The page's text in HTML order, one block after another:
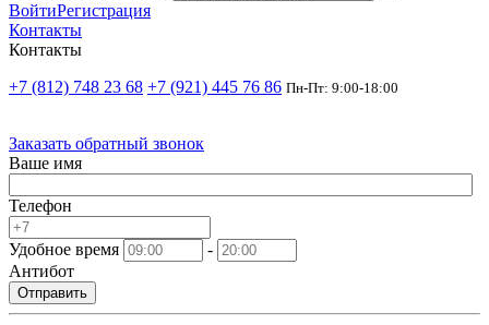
ВойтиРегистрация
Контакты
Контакты
+7 (812) 748 23 68 +7 (921) 445 76 86 Пн-Пт: 9:00-18:00
Заказать обратный звонок
Ваше имя
Телефон
Удобное время
-
Антибот
Отправить